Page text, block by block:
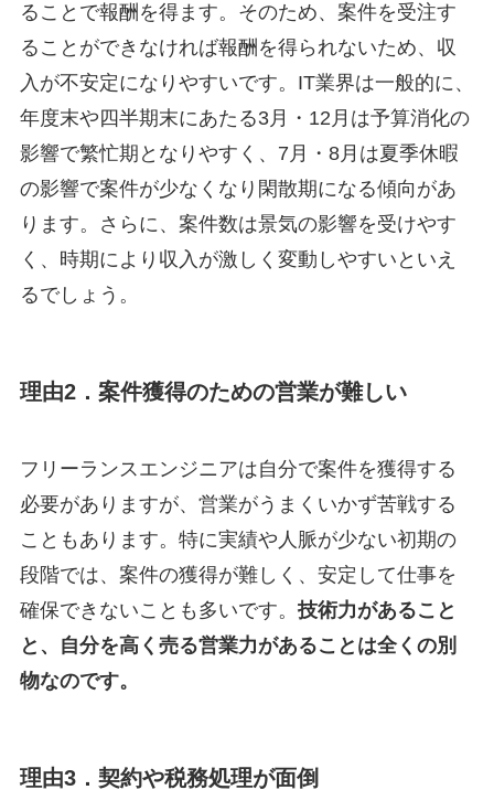
ることで報酬を得ます。そのため、案件を受注す
ることができなければ報酬を得られないため、収
入が不安定になりやすいです。IT業界は一般的に、
年度末や四半期末にあたる3月・12月は予算消化の
影響で繁忙期となりやすく、7月・8月は夏季休暇
の影響で案件が少なくなり閑散期になる傾向があ
ります。さらに、案件数は景気の影響を受けやす
く、時期により収入が激しく変動しやすいといえ
るでしょう。
理由2．案件獲得のための営業が難しい
フリーランスエンジニアは自分で案件を獲得する
必要がありますが、営業がうまくいかず苦戦する
こともあります。特に実績や人脈が少ない初期の
段階では、案件の獲得が難しく、安定して仕事を
確保できないことも多いです。 技術力があること
と、自分を高く売る営業力があることは全くの別
物なのです。
理由3．契約や税務処理が面倒